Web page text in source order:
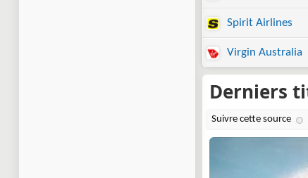
Spirit Airlines
Virgin Australia